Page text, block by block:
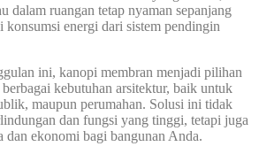
dalam ruangan tetap nyaman sepanjang
konsumsi energi dari sistem pendingin
ini, kanopi membran menjadi pilihan
kebutuhan arsitektur, baik untuk
maupun perumahan. Solusi ini tidak
dan fungsi yang tinggi, tetapi juga
dan ekonomi bagi bangunan Anda.